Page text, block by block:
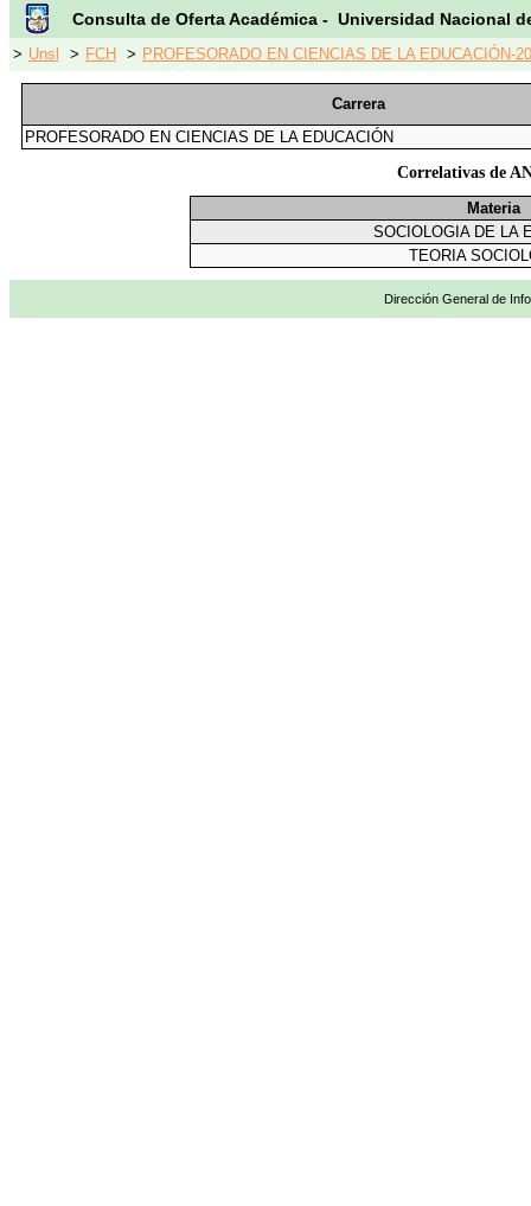
Consulta de Oferta Académica - Universidad Nacional
> Unsl > FCH > PROFESORADO EN CIENCIAS DE LA EDUCACIÓN-
Carrera
PROFESORADO EN CIENCIAS DE LA EDUCACIÓN
Correlativas de
Materia
SOCIOLOGIA DE LA
TEORIA
Dirección General de